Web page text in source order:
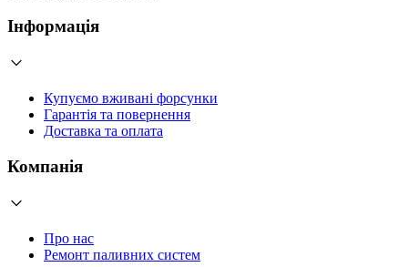
Інформація
Купуємо вживані форсунки
Гарантія та повернення
Доставка та оплата
Компанія
Про нас
Ремонт паливних систем